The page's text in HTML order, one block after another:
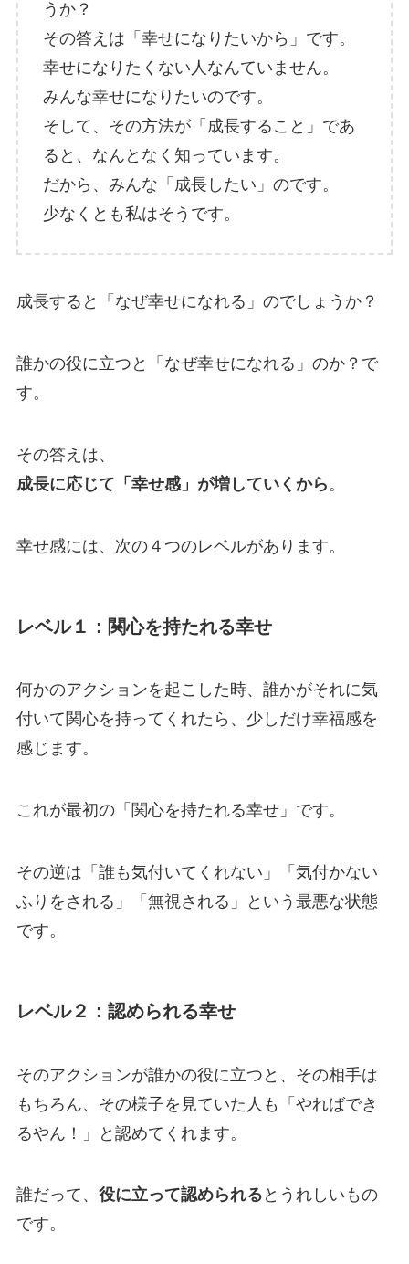
うか？
その答えは「幸せになりたいから」です。
幸せになりたくない人なんていません。
みんな幸せになりたいのです。
そして、その方法が「成長すること」であ
ると、なんとなく知っています。
だから、みんな「成長したい」のです。
少なくとも私はそうです。
成長すると「なぜ幸せになれる」のでしょうか？
誰かの役に立つと「なぜ幸せになれる」のか？で
す。
その答えは、
成長に応じて「幸せ感」が増していくから。
幸せ感には、次の４つのレベルがあります。
レベル１：関心を持たれる幸せ
何かのアクションを起こした時、誰かがそれに気
付いて関心を持ってくれたら、少しだけ幸福感を
感じます。
これが最初の「関心を持たれる幸せ」です。
その逆は「誰も気付いてくれない」「気付かない
ふりをされる」「無視される」という最悪な状態
です。
レベル２：認められる幸せ
そのアクションが誰かの役に立つと、その相手は
もちろん、その様子を見ていた人も「やればでき
るやん！」と認めてくれます。
誰だって、 役に立って認められる とうれしいもの
です。